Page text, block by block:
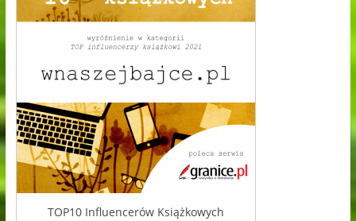
TOP10 Influencerów Książkowych